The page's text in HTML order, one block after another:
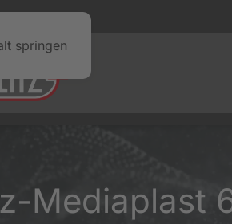
springen
Mediaplast